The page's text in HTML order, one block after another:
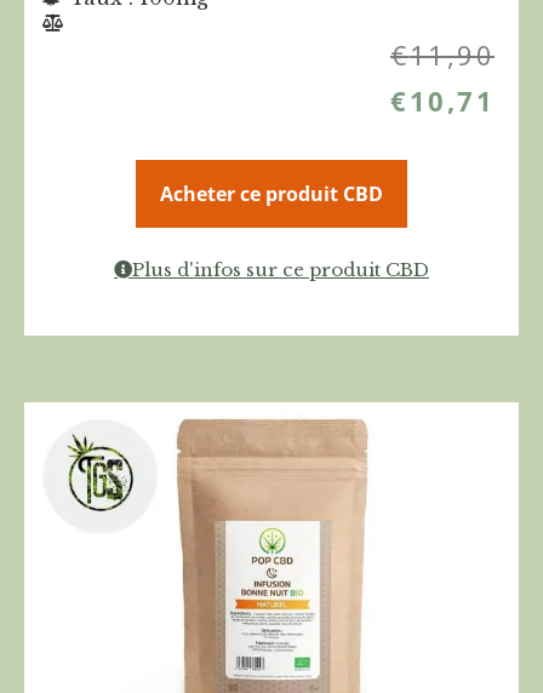
€11,90
€10,71
Acheter ce produit CBD
Plus d'infos sur ce produit CBD